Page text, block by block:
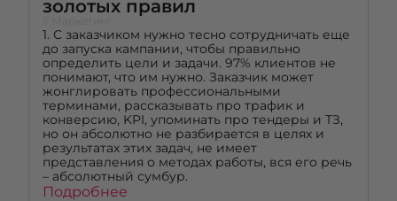
золотых правил
1. С заказчиком нужно тесно сотрудничать еще
до запуска кампании, чтобы правильно
определить цели и задачи. 97% клиентов не
понимают, что им нужно. Заказчик может
жонглировать профессиональными
терминами, рассказывать про трафик и
конверсию, KPI, упоминать про тендеры и ТЗ,
но он абсолютно не разбирается в целях и
результатах этих задач, не имеет
представления о методах работы, вся его речь
– абсолютный сумбур.
Подробнее